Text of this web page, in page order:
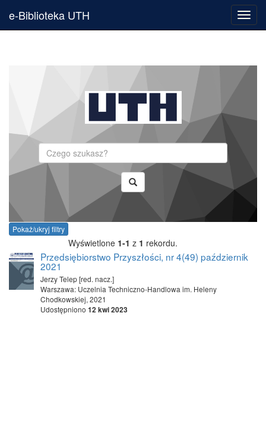
e-Biblioteka UTH
Pokaż/ukryj filtry
Wyświetlone 1-1 z 1 rekordu.
Przedsiębiorstwo Przyszłości, nr 4(49) październik
2021
Jerzy Telep [red. nacz.]
Warszawa: Uczelnia Techniczno-Handlowa im. Heleny
Chodkowskiej, 2021
Udostępniono 12 kwi 2023